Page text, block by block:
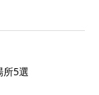
所5選